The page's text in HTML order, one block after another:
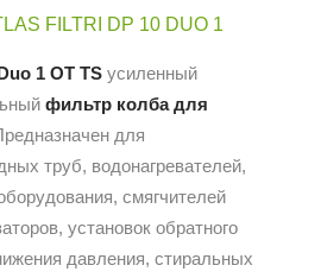
FILTRI DP 10 DUO 1
1 OT TS усиленный
фильтр колба для
для
труб, водонагревателей,
смягчителей
установок обратного
давления, стиральных